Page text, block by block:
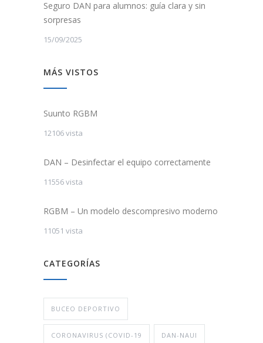
Seguro DAN para alumnos: guía clara y sin
sorpresas
15/09/2025
MÁS VISTOS
Suunto RGBM
12106 vista
DAN – Desinfectar el equipo correctamente
11556 vista
RGBM – Un modelo descompresivo moderno
11051 vista
CATEGORÍAS
BUCEO DEPORTIVO
CORONAVIRUS (COVID-19 DAN-NAUI